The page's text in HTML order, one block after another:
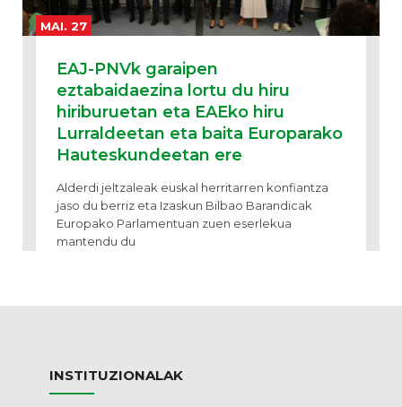
MAI. 27
EAJ-PNVk garaipen
eztabaidaezina lortu du hiru
hiriburuetan eta EAEko hiru
Lurraldeetan eta baita Europarako
Hauteskundeetan ere
Alderdi jeltzaleak euskal herritarren konfiantza
jaso du berriz eta Izaskun Bilbao Barandicak
Europako Parlamentuan zuen eserlekua
mantendu du
INSTITUZIONALAK